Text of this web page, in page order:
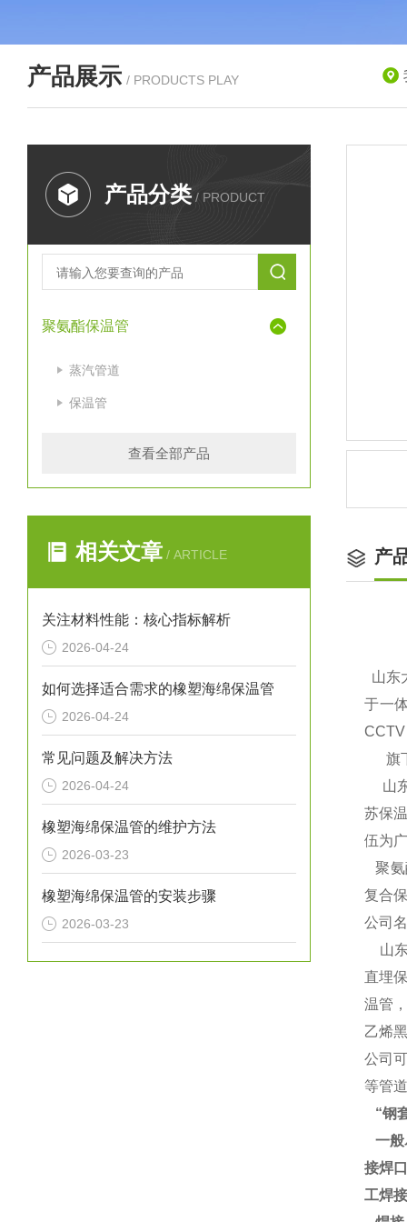
产品展示 / PRODUCTS PLAY
产品分类 / PRODUCT
聚氨酯保温管
蒸汽管道
保温管
查看全部产品
相关文章 / ARTICLE
关注材料性能：核心指标解析
2026-04-24
如何选择适合需求的橡塑海绵保温管
2026-04-24
常见问题及解决方法
2026-04-24
橡塑海绵保温管的维护方法
2026-03-23
橡塑海绵保温管的安装步骤
2026-03-23
产
山东
于一
旗下
山
苏保
伍为
聚氨
复合
公司
山东
直埋
温管
乙烯
公司
等管
“钢
一般
接焊
工焊